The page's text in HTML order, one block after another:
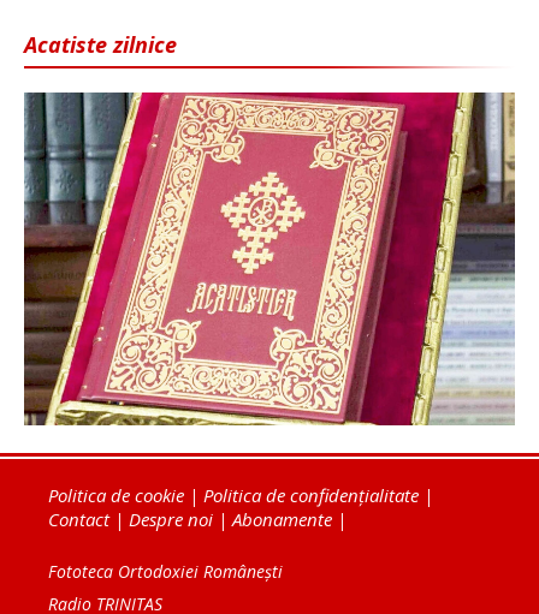
Acatiste zilnice
Politica de cookie | Politica de confidențialitate |
Contact| Despre noi | Abonamente |
Fototeca Ortodoxiei Românești
Radio TRINITAS